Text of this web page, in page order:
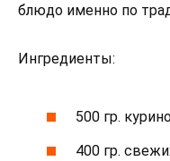
блюдо именно по
Ингредиенты:
500 гр.
400 гр.